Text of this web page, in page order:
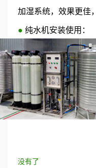
加湿系统，效果更佳
● 纯水机安装使用：
没有了